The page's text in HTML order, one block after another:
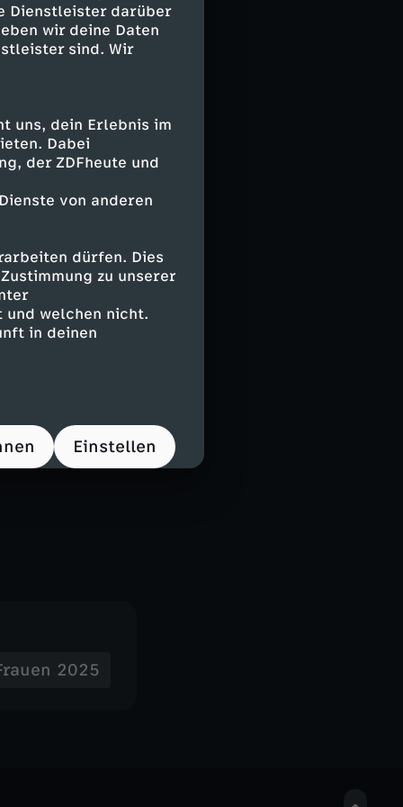
Dienstleister darüber
wir deine Daten
sind. Wir
uns, dein Erlebnis im
Dabei
der ZDFheute und
von anderen
dürfen. Dies
zu unserer
und welchen nicht.
in deinen
Einstellen
DFB-Frauen
Melvine
mehr.
werden.
Lakrar, de
-
(58. Cerci)
Bühl - Anyomi
2025